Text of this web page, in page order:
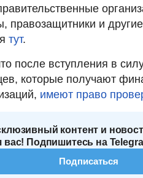
правозащитники и
тут.
после вступления в
которые получают
имеют право
контент и
вас! Подпишитесь на
Подписаться